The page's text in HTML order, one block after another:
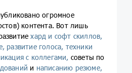
огромное
контента. Вот лишь
хард и софт скиллов,
развитие голоса, техники
с коллегами, советы по
и написанию резюме,